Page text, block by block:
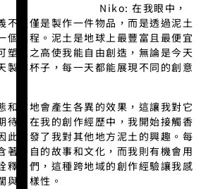
Niko: 在我眼中，
不僅僅是製作一件物品，而是透過泥土
個過程。泥土是地球上最豐富且最便宜
塑性之高使我能自由創造，無論是今天
製作杯子，每一天都能展現不同的創意
和質地會產生各異的效果，這讓我對它
待。在我的創作經歷中，我開始接觸香
此激發了我對其他地方泥土的興趣。每
著各自的故事和文化，而我則有機會用
釋它們，這種跨地域的創作經驗讓我感
與多樣性。